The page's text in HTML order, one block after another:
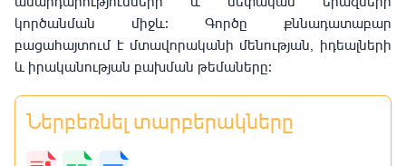
կործանման միջև։ Գործը քննադատաբար
բացահայտում է մտավորականի մենության, իդեալների
և իրականության բախման թեմաները։
Ներբեռնել տարբերակները